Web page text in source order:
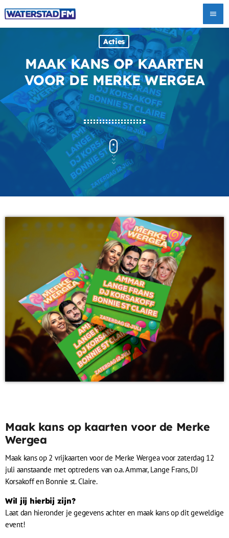
menu
Acties
MAAK KANS OP KAARTEN
VOOR DE MERKE WERGEA
Maak kans op kaarten voor de Merke
Wergea
Maak kans op 2 vrijkaarten voor de Merke Wergea voor zaterdag 12
juli aanstaande met optredens van o.a. Ammar, Lange Frans, DJ
Korsakoff en Bonnie st. Claire.
Wil jij hierbij zijn?
Laat dan hieronder je gegevens achter en maak kans op dit geweldige
event!